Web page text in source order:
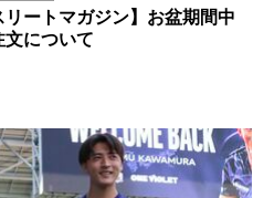
リートマガジン】お盆期間中
文について